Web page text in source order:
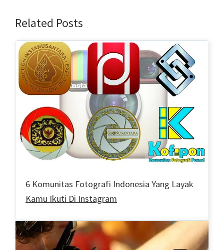
Related Posts
6 Komunitas Fotografi Indonesia Yang Layak
Kamu Ikuti Di Instagram